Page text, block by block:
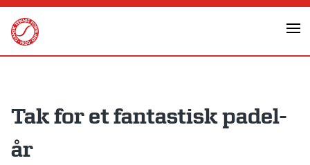
Skip
content
Tak for et fantastisk padel-
år